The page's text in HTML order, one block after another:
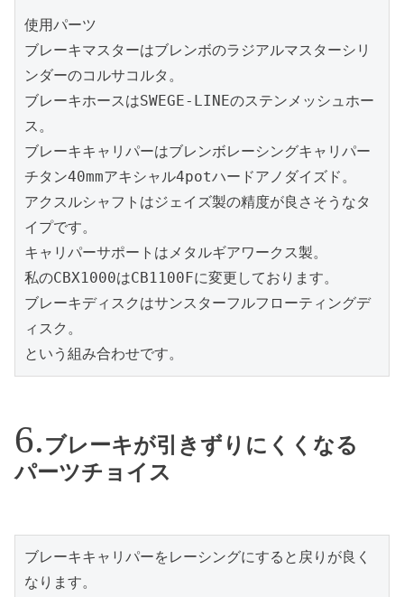
使用パーツ
ブレーキマスターはブレンボのラジアルマスターシリ
ンダーのコルサコルタ。
ブレーキホースはSWEGE-LINEのステンメッシュホー
ス。
ブレーキキャリパーはブレンボレーシングキャリパー
チタン40mmアキシャル4potハードアノダイズド。
アクスルシャフトはジェイズ製の精度が良さそうなタ
イプです。
キャリパーサポートはメタルギアワークス製。
私のCBX1000はCB1100Fに変更しております。
ブレーキディスクはサンスターフルフローティングデ
ィスク。
という組み合わせです。
ブレーキが引きずりにくくなる
パーツチョイス
ブレーキキャリパーをレーシングにすると戻りが良く
なります。